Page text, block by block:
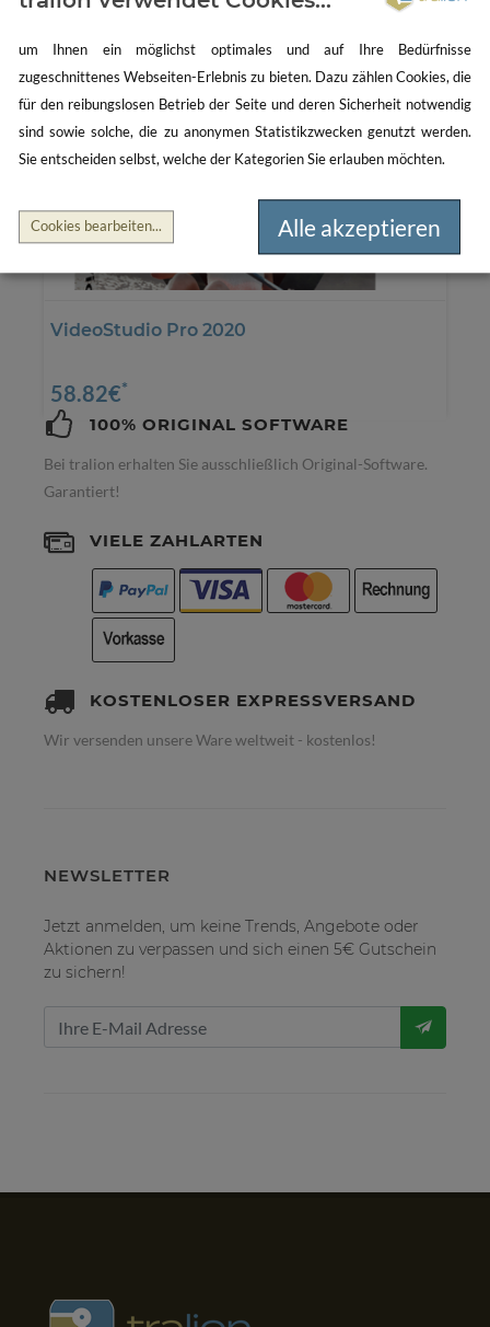
CorelDRAW Graphics Suite 365 (1 Gerät - 1
253.74€
278.95€*
VideoStudio Pro 2020
58.82€*
100% ORIGINAL SOFTWARE
Bei tralion erhalten Sie ausschließlich Original-Software.
Garantiert!
VIELE ZAHLARTEN
KOSTENLOSER EXPRESSVERSAND
Wir versenden unsere Ware weltweit - kostenlos!
NEWSLETTER
Jetzt anmelden, um keine Trends, Angebote oder
Aktionen zu verpassen und sich einen 5€ Gutschein
zu sichern!
um Ihnen ein möglichst optimales und auf Ihre Bedürfnisse
zugeschnittenes Webseiten-Erlebnis zu bieten. Dazu zählen Cookies, die
für den reibungslosen Betrieb der Seite und deren Sicherheit notwendig
sind sowie solche, die zu anonymen Statistikzwecken genutzt werden.
Sie entscheiden selbst, welche der Kategorien Sie erlauben möchten.
Cookies bearbeiten... Alle akzeptieren